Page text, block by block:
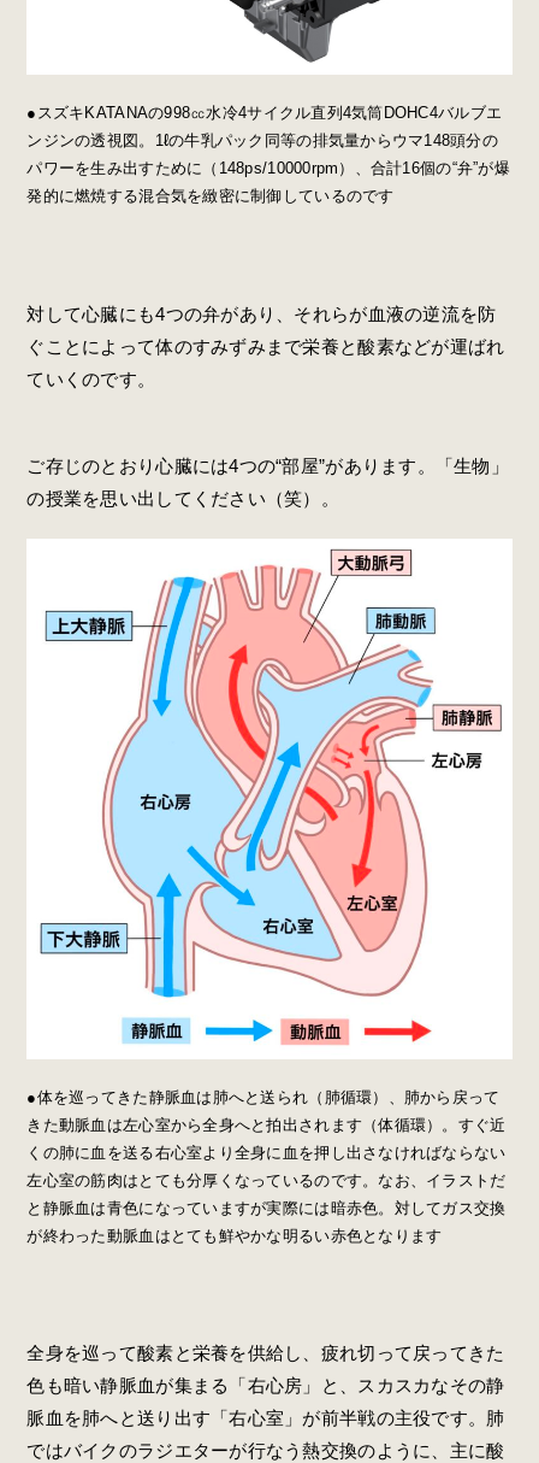
●スズキKATANAの998㏄水冷4サイクル直列4気筒DOHC4バルブエ
ンジンの透視図。1ℓの牛乳パック同等の排気量からウマ148頭分の
パワーを生み出すために（148ps/10000rpm）、合計16個の“弁”が爆
発的に燃焼する混合気を緻密に制御しているのです
対して心臓にも4つの弁があり、それらが血液の逆流を防
ぐことによって体のすみずみまで栄養と酸素などが運ばれ
ていくのです。
ご存じのとおり心臓には4つの“部屋”があります。「生物」
の授業を思い出してください（笑）。
●体を巡ってきた静脈血は肺へと送られ（肺循環）、肺から戻って
きた動脈血は左心室から全身へと拍出されます（体循環）。すぐ近
くの肺に血を送る右心室より全身に血を押し出さなければならない
左心室の筋肉はとても分厚くなっているのです。なお、イラストだ
と静脈血は青色になっていますが実際には暗赤色。対してガス交換
が終わった動脈血はとても鮮やかな明るい赤色となります
全身を巡って酸素と栄養を供給し、疲れ切って戻ってきた
色も暗い静脈血が集まる「右心房」と、スカスカなその静
脈血を肺へと送り出す「右心室」が前半戦の主役です。肺
ではバイクのラジエターが行なう熱交換のように、主に酸